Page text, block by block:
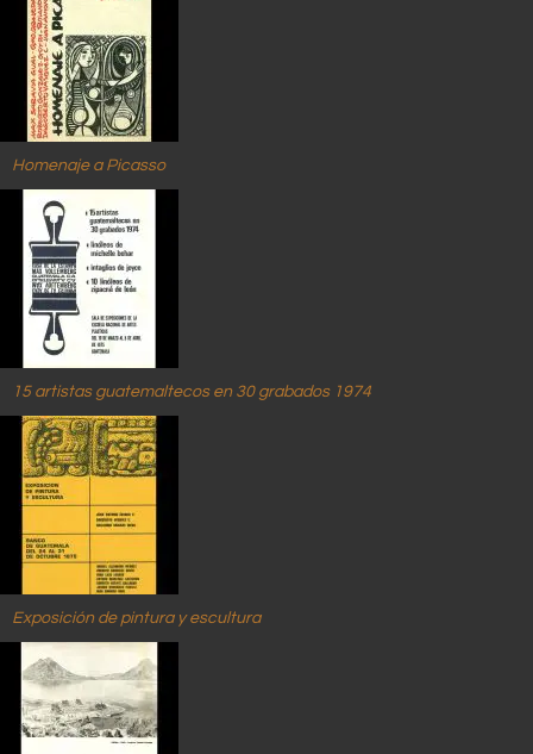
Homenaje a Picasso
15 artistas guatemaltecos en 30 grabados 1974
Exposición de pintura y escultura